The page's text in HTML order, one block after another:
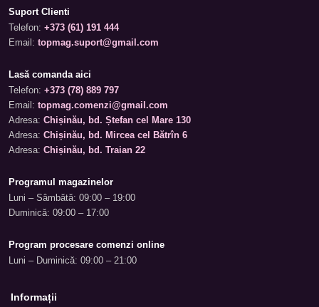
Suport Clienti
Telefon: +373 (61) 191 444
Email: topmag.suport@gmail.com
Lasă comanda aici
Telefon: +373 (78) 889 797
Email: topmag.comenzi@gmail.com
Adresa: Chișinău, bd. Ștefan cel Mare 130
Adresa: Chișinău, bd. Mircea cel Bătrîn 6
Adresa: Chișinău, bd. Traian 22
Programul magazinelor
Luni – Sâmbătă: 09:00 – 19:00
Duminică: 09:00 – 17:00
Program procesare comenzi online
Luni – Duminică: 09:00 – 21:00
Informații